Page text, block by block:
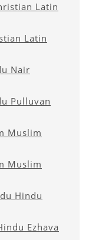
Latin
Latin
Nair
Pulluvan
Muslim
Muslim
Hindu
Ezhava